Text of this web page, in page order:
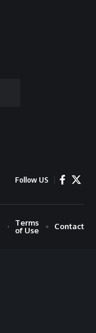
Follow US
Terms
of Use
Contact